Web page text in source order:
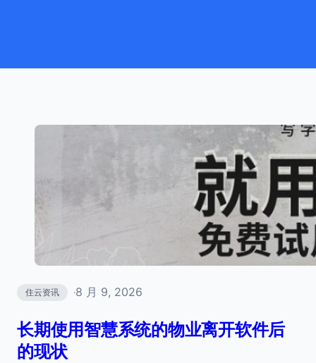
住云资讯 ·8 月 9, 2026
长期使用智慧系统的物业离开软件后
的现状